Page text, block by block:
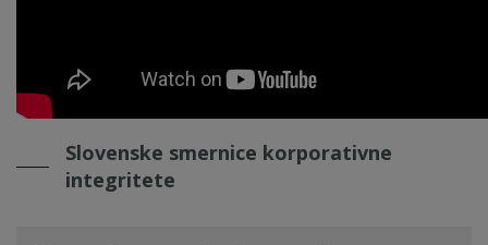
Slovenske smernice korporativne
integritete